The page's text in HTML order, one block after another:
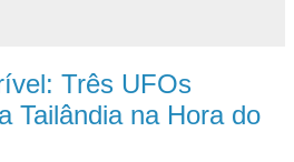
Três UFOs
Tailândia na Hora do